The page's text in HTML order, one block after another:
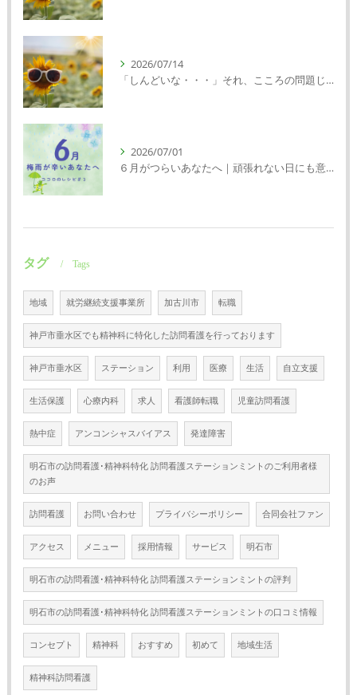
2026/07/14
「しんどいな・・・」それ、こころの問題じゃないかもしれません｜精神科特化訪問看護ミント【明石市・神戸市西区・垂水区】
2026/07/01
６月がつらいあなたへ｜頑張れない日にも意味がある
タグ Tags
地域 就労継続支援事業所 加古川市 転職
神戸市垂水区でも精神科に特化した訪問看護を行っております
神戸市垂水区 ステーション 利用 医療 生活 自立支援
生活保護 心療内科 求人 看護師転職 児童訪問看護
熱中症 アンコンシャスバイアス 発達障害
明石市の訪問看護･精神科特化 訪問看護ステーションミントのご利用者様
のお声
訪問看護 お問い合わせ プライバシーポリシー 合同会社ファン
アクセス メニュー 採用情報 サービス 明石市
明石市の訪問看護･精神科特化 訪問看護ステーションミントの評判
明石市の訪問看護･精神科特化 訪問看護ステーションミントの口コミ情報
コンセプト 精神科 おすすめ 初めて 地域生活
精神科訪問看護